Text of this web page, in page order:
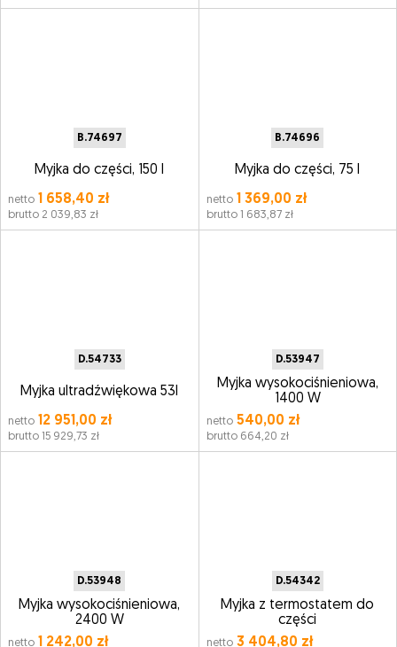
B.74697
Myjka do części, 150 l
netto 1 658,40 zł
brutto 2 039,83 zł
B.74696
Myjka do części, 75 l
netto1 369,00 zł
brutto 1 683,87 zł
D.54733
Myjka ultradźwiękowa 53l
netto 12 951,00 zł
brutto 15 929,73 zł
D.53947
Myjka wysokociśnieniowa,
1400 W
netto540,00 zł
brutto 664,20 zł
D.53948
Myjka wysokociśnieniowa,
2400 W
netto 1 242,00 zł
D.54342
Myjka z termostatem do
części
netto3 404,80 zł